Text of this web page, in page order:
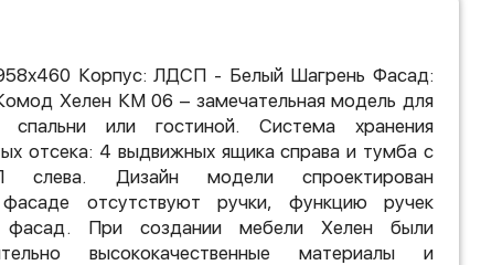
Корпус: ЛДСП - Белый Шагрень Фасад:
Хелен КМ 06 – замечательная модель для
спальни или гостиной. Система хранения
отсека: 4 выдвижных ящика справа и тумба с
Дизайн модели спроектирован
отсутствуют ручки, функцию ручек
фасад. При создании мебели Хелен были
высококачественные материалы и